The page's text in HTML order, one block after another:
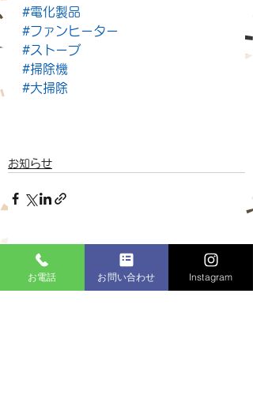
#電化製品
#ファンヒーター
#ストーブ
#掃除機
#大掃除
お知らせ
最新記事 すべて表示
お電話 お問い合わせ Instagram